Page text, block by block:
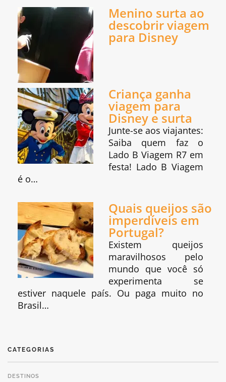
Menino surta ao
descobrir viagem
para Disney
Criança ganha
viagem para
Disney e surta
Junte-se aos viajantes:
Saiba quem faz o
Lado B Viagem R7 em
festa! Lado B Viagem
é o…
Quais queijos são
imperdíveis em
Portugal?
Existem queijos
maravilhosos pelo
mundo que você só
experimenta se
estiver naquele país. Ou paga muito no
Brasil…
CATEGORIAS
DESTINOS